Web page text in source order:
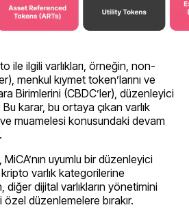
ile ilgili varlıkları, örneğin, non-
menkul kıymet token’larını ve
Birimlerini (CBDC’ler), düzenleyici
Bu karar, bu ortaya çıkan varlık
ve muamelesi konusundaki devam
uyumlu bir düzenleyici
varlık kategorilerine
diğer dijital varlıkların yönetimini
düzenlemelere bırakır.